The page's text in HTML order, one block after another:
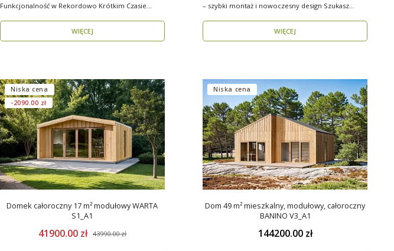
Funkcjonalność w Rekordowo Krótkim Czasie
WIĘCEJ
– szybki montaż i nowoczesny design Szukasz
WIĘCEJ
Niska cena
-2090.00 zł
Domek całoroczny 17 m² modułowy WARTA
S1_A1
41900.00 zł 43990.00 zł
Niska cena
Dom 49 m² mieszkalny, modułowy, całoroczny
BANINO V3_A1
144200.00 zł